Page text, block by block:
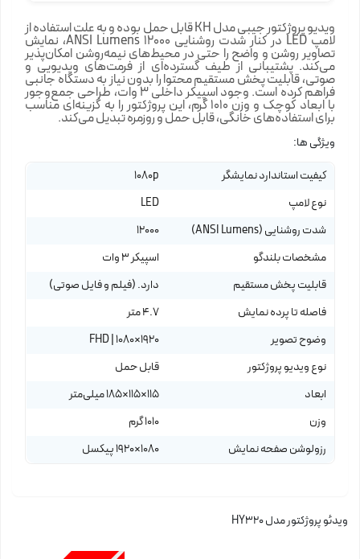
ویدیو پروژکتور جیبی مدل KH قابل حمل بوده و به علت استفاده از
لامپ LED در کنار شدت روشنایی 12000 ANSI Lumens، نمایش
تصاویر روشن و واضح را حتی در محیط‌های نیمه‌روشن امکان‌پذیر
می‌کند. پشتیبانی از طیف گسترده‌ای از فرمت‌های ویدیویی و
صوتی، قابلیت پخش مستقیم محتوا را بدون نیاز به دستگاه جانبی
فراهم کرده است. وجود اسپیکر داخلی 3 وات، طراحی جمع‌وجور
با ابعاد کوچک و وزن 1010 گرم، این پروژکتور را به گزینه‌ای مناسب
برای استفاده‌های خانگی، قابل حمل و روزمره تبدیل می‌کند.
ویژگی ها:
کیفیت استاندارد نمایشگر
1080p
نوع لامپ
LED
شدت روشنایی (ANSI Lumens)
12000
مشخصات بلندگو
اسپیکر 3 وات
قابلیت پخش مستقیم
دارد. (فیلم و فایل صوتی)
فاصله تا پرده نمایش
4.7 متر
وضوح تصویر
1920×1080 | FHD
نوع ویدیو پروژکتور
قابل حمل
ابعاد
115×115×185 میلی‌متر
وزن
1010 گرم
رزولوشن صفحه نمایش
1080×1920 پیکسل
ویدئو پروژکتور مدل HY320